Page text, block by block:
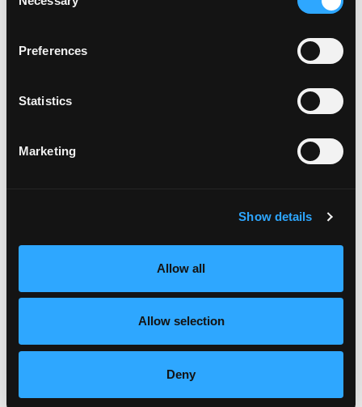
Selection
Preferences
Statistics
Marketing
Show details
Allow all
Allow selection
Deny